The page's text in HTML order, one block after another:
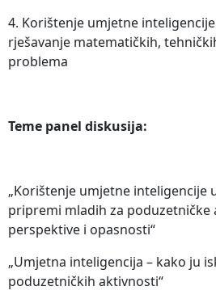
4. Korištenje umjetne
rješavanje matematičkih,
problema
Teme panel diskusija:
„Korištenje umjetne inteligencije
pripremi mladih za poduzetničke
perspektive i opasnosti“
„Umjetna inteligencija – kako ju
poduzetničkih aktivnosti“